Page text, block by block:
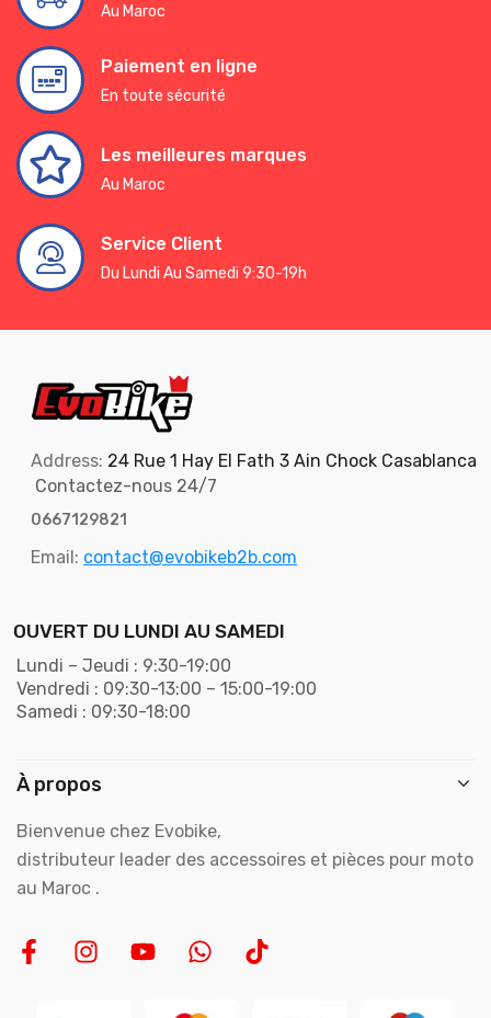
Au Maroc
Paiement en ligne
En toute sécurité
Les meilleures marques
Au Maroc
Service Client
Du Lundi Au Samedi 9:30-19h
Address: 24 Rue 1 Hay El Fath 3 Ain Chock Casablanca
Contactez-nous 24/7
0667129821
Email: contact@evobikeb2b.com
OUVERT DU LUNDI AU SAMEDI
Lundi – Jeudi : 9:30-19:00
Vendredi : 09:30-13:00 – 15:00-19:00
Samedi : 09:30-18:00
À propos
Bienvenue chez Evobike,
distributeur leader des accessoires et pièces pour moto
au Maroc .